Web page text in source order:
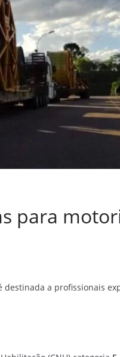
para
destinada a profissionais